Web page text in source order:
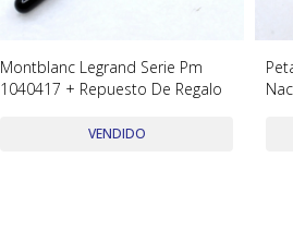
Montblanc Legrand Serie Pm
1040417 + Repuesto De Regalo
VENDIDO